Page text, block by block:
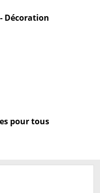
Décoration
pour tous